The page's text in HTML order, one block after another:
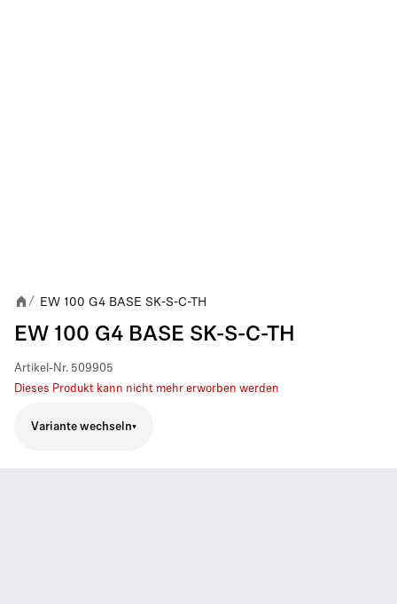
/ EW 100 G4 BASE SK-S-C-TH
EW 100 G4 BASE SK-S-C-TH
Artikel-Nr. 509905
Dieses Produkt kann nicht mehr erworben werden
Variante wechseln